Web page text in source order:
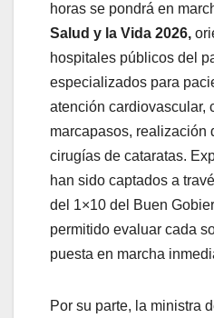
horas se pondrá en
Salud y la Vida 2026,
hospitales públicos del
especializados para
atención cardiovascular,
marcapasos, realización
cirugías de cataratas.
han sido captados a
del 1×10 del Buen
permitido evaluar cada
puesta en marcha
Por su parte, la ministra